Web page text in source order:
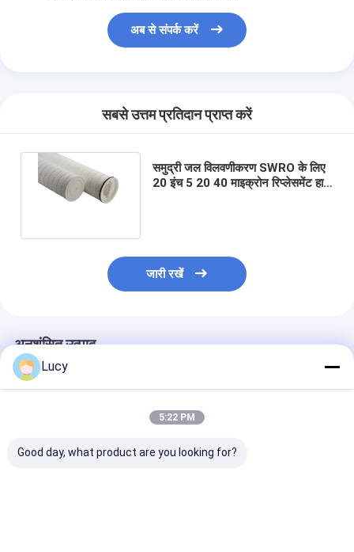
अब से संपर्क करें
सबसे उत्तम प्रतिदान प्राप्त करें
समुद्री जल विलवणीकरण SWRO के लिए
20 इंच 5 20 40 माइक्रोन रिप्लेसमेंट हाई
जारी रखें
अनुशंसित उत्पाद
Lucy
5:22 PM
Good day, what product are you looking for?